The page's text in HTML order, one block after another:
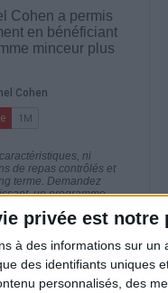
privée est notre
à des informations sur un
des identifiants uniques
personnalisés, des
Cohen a permis
en bénéficiant
minceur plus
ni
de repas contrôlés et
terme. Demandez
un programme